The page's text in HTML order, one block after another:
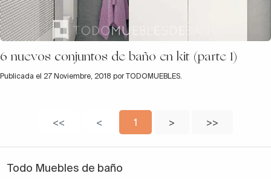
6 nuevos conjuntos de baño en kit (parte 1)
Publicada el 27 Noviembre, 2018 por TODOMUEBLES.
<< < 1 > >>
Todo Muebles de baño